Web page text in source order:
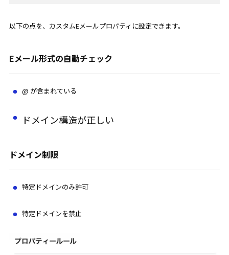
以下の点を、カスタムEメールプロパティに設定できます。
Eメール形式の自動チェック
@ が含まれている
ドメイン構造が正しい
ドメイン制限
特定ドメインのみ許可
特定ドメインを禁止